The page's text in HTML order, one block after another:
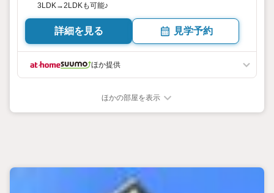
3LDK→2LDKも可能♪
詳細を見る 見学予約
ほか提供
ほかの部屋を表示